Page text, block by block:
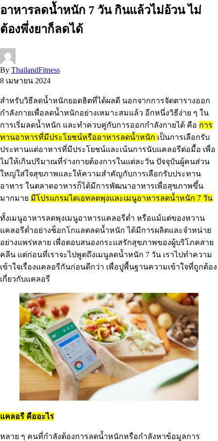
อาหารลดน้ำหนัก 7 วัน กินแล้วไม่อ้วน ไม่
ต้องพึ่งยาก็ลดได้
By ThailandFitness
8 เมษายน 2024
สำหรับวิธีลดน้ำหนักยอดฮิตที่ได้ผลดี นอกจากการจัดตารางออก
กำลังกายเพื่อลดน้ำหนักอย่างเหมาะสมแล้ว อีกหนึ่งวิธีง่าย ๆ ใน
การเริ่มลดน้ำหนัก และทำควบคู่กับการออกกำลังกายได้ คือ การ
ทานอาหารที่มีประโยชน์หรืออาหารลดน้ำหนัก เป็นการเลือกรับ
ประทานแต่อาหารที่มีประโยชน์และเน้นการนับแคลอรีต่อมื้อ เพื่อ
ไม่ให้เกินปริมาณที่ร่างกายต้องการในแต่ละวัน ปัจจุบันผู้คนส่วน
ใหญ่ใส่ใจสุขภาพและให้ความสำคัญกับการเลือกรับประทาน
อาหาร ในตลาดอาหารก็ได้มีการพัฒนาอาหารเพื่อสุขภาพขึ้น
มากมาย มีโปรแกรมไดเอทลดพุงและเมนูอาหารลดน้ำหนัก 7 วัน
ทั้งเมนูอาหารลดพุงเมนูอาหารแคลอรีต่ำ หรือแม้แต่ของหวาน
แคลอรีต่ำอย่างช็อกโกแลตลดน้ำหนัก ได้มีการผลิตและจำหน่าย
อย่างแพร่หลาย เพื่อตอบสนองกระแสรักสุขภาพของผู้บริโภคสาย
คลีน แต่ก่อนที่เราจะไปพูดถึงเมนูลดน้ำหนัก 7 วัน เราไปทำความ
เข้าใจเรื่องแคลอรีกันก่อนดีกว่า เพื่อปูพื้นฐานความเข้าใจที่ถูกต้อง
เกี่ยวกับแคลอรี
แคลอรี คืออะไร
หลาย ๆ คนที่กำลังต้องการลดน้ำหนักหรือกำลังหาข้อมูลการ